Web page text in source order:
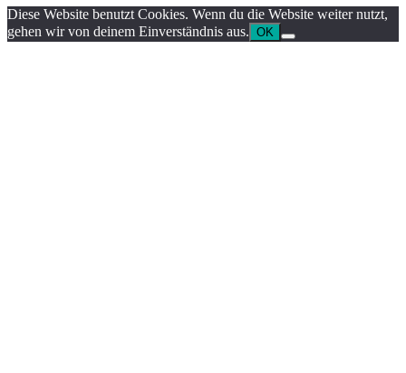
Diese Website benutzt Cookies. Wenn du die Website weiter nutzt,
gehen wir von deinem Einverständnis aus. OK